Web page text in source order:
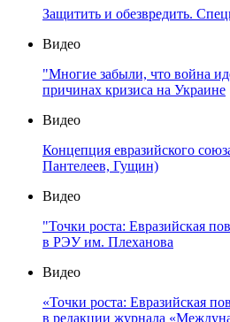
Защитить и обезвредить.
Видео
"Многие забыли, что война
причинах кризиса на Украине
Видео
Концепция евразийского
Пантелеев, Гущин)
Видео
"Точки роста: Евразийская
в РЭУ им. Плеханова
Видео
«Точки роста: Евразийская
в редакции журнала